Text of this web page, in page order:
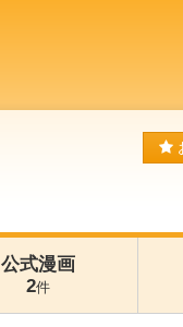
公式漫画
2件